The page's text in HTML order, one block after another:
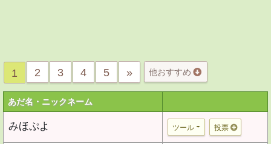
1 2 3 4 5 » 他おすすめ
あだ名・ニックネーム
みほぷよ ツール 投票